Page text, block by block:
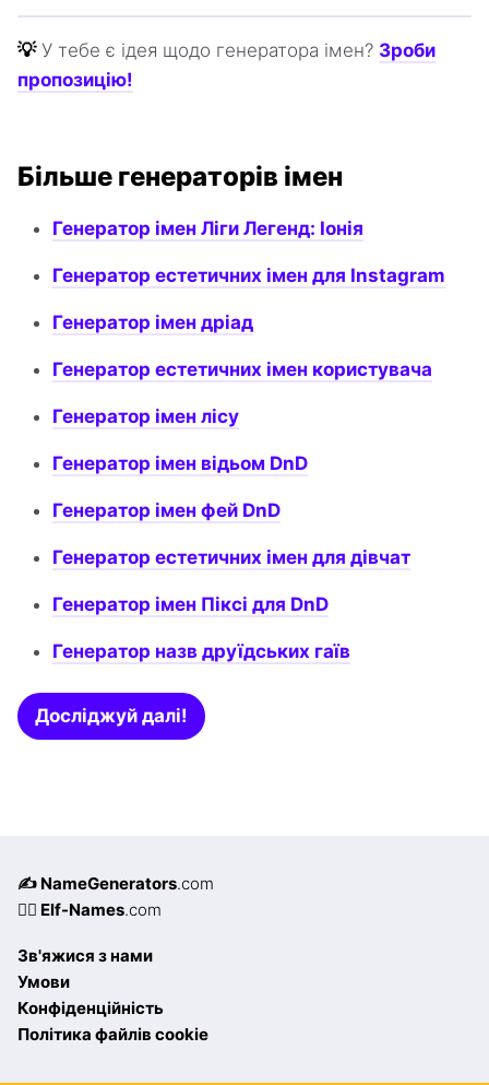
💡 У тебе є ідея щодо генератора імен? Зроби
пропозицію!
Більше генераторів імен
Генератор імен Ліги Легенд: Іонія
Генератор естетичних імен для Instagram
Генератор імен дріад
Генератор естетичних імен користувача
Генератор імен лісу
Генератор імен відьом DnD
Генератор імен фей DnD
Генератор естетичних імен для дівчат
Генератор імен Піксі для DnD
Генератор назв друїдських гаїв
Досліджуй далі!
✍️ NameGenerators.com
🧝‍♀️ Elf-Names.com
Зв'яжися з нами
Умови
Конфіденційність
Політика файлів cookie